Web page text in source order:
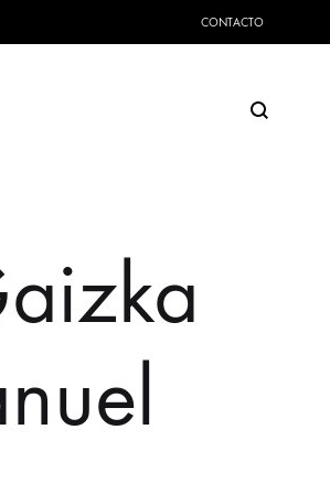
CONTACTO
Search